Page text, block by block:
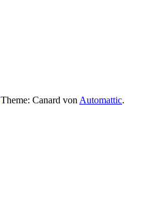
Theme: Canard von Automattic.